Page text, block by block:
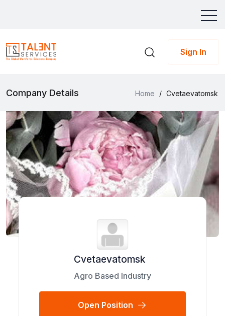
Sign In
Company Details Home / Cvetaevatomsk
Cvetaevatomsk
Agro Based Industry
Open Position